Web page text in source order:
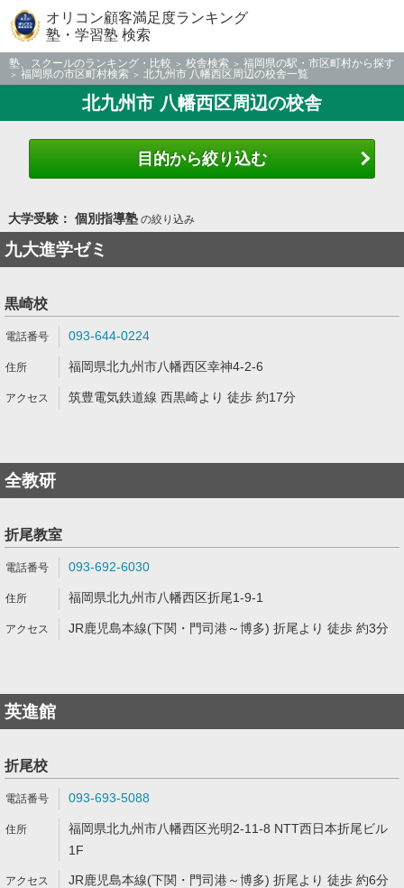
オリコン顧客満足度ランキング
塾・学習塾 検索
塾、スクールのランキング・比較 校舎検索
福岡県の駅・市区町村から探す
福岡県の市区町村検索
北九州市 八幡西区周辺の校舎一覧
北九州市 八幡西区周辺の校舎
目的から絞り込む
大学受験： 個別指導塾の絞り込み
九大進学ゼミ
黒崎校
093-644-0224
福岡県北九州市八幡西区幸神4-2-6
筑豊電気鉄道線 西黒崎より 徒歩 約17分
全教研
折尾教室
093-692-6030
福岡県北九州市八幡西区折尾1-9-1
JR鹿児島本線(下関・門司港～博多) 折尾より 徒歩 約3分
英進館
折尾校
093-693-5088
福岡県北九州市八幡西区光明2-11-8 NTT西日本折尾ビル
1F
JR鹿児島本線(下関・門司港～博多) 折尾より 徒歩 約6分